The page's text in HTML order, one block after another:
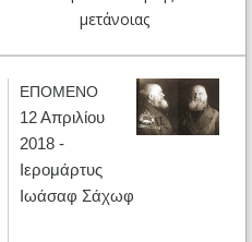
μετάνοιας
ΕΠΟΜΕΝΟ
12 Απριλίου
2018 -
Ιερομάρτυς
Ιωάσαφ Σάχωφ